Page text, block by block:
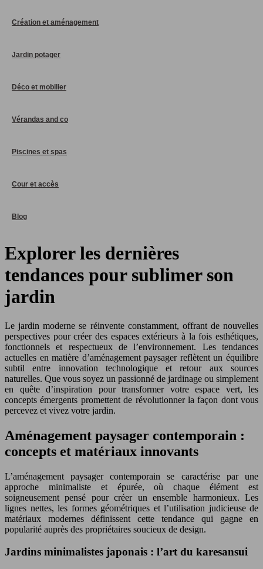
Création et aménagement
Jardin potager
Déco et mobilier
Vérandas and co
Piscines et spas
Cour et accès
Blog
Explorer les dernières
tendances pour sublimer son
jardin
Le jardin moderne se réinvente constamment, offrant de nouvelles
perspectives pour créer des espaces extérieurs à la fois esthétiques,
fonctionnels et respectueux de l’environnement. Les tendances
actuelles en matière d’aménagement paysager reflètent un équilibre
subtil entre innovation technologique et retour aux sources
naturelles. Que vous soyez un passionné de jardinage ou simplement
en quête d’inspiration pour transformer votre espace vert, les
concepts émergents promettent de révolutionner la façon dont vous
percevez et vivez votre jardin.
Aménagement paysager contemporain :
concepts et matériaux innovants
L’aménagement paysager contemporain se caractérise par une
approche minimaliste et épurée, où chaque élément est
soigneusement pensé pour créer un ensemble harmonieux. Les
lignes nettes, les formes géométriques et l’utilisation judicieuse de
matériaux modernes définissent cette tendance qui gagne en
popularité auprès des propriétaires soucieux de design.
Jardins minimalistes japonais : l’art du karesansui